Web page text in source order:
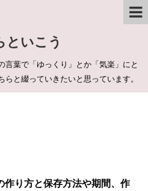
といこう
言葉で「ゆっくり」とか「気楽」にと
と綴っていきたいと思っています。
作り方と保存方法や期間、作